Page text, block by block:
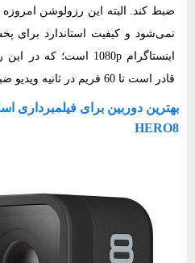
ضبط کند. البته این رزولوشن
نمی‌شود و کیفیت استاندارد برای
قادر است تا 60 فریم در ثانیه ویدیو ضبط کند.
بهترین دوربین برای
HERO8